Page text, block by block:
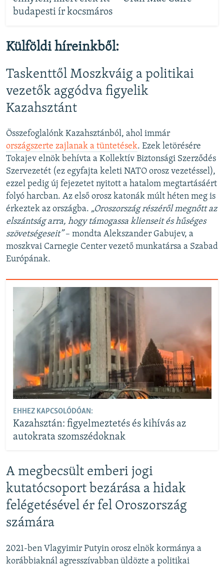
budapesti ír kocsmáros
Külföldi híreinkből:
Taskenttől Moszkváig a politikai
vezetők aggódva figyelik
Kazahsztánt
Összefoglalónk Kazahsztánból, ahol immár
országszerte zajlanak a tüntetések. Ezek letörésére
Tokajev elnök behívta a Kollektív Biztonsági Szerződés
Szervezetét (ez egyfajta keleti NATO orosz vezetéssel),
ezzel pedig új fejezetet nyitott a hatalom megtartásáért
folyó harcban. Az első orosz katonák múlt héten meg is
érkeztek az országba. „Oroszország részéről megnőtt az
elszántság arra, hogy támogassa klienseit és hűséges
szövetségeseit”– mondta Alekszander Gabujev, a
moszkvai Carnegie Center vezető munkatársa a Szabad
Európának.
EHHEZ KAPCSOLÓDÓAN:
Kazahsztán: figyelmeztetés és kihívás az
autokrata szomszédoknak
A megbecsült emberi jogi
kutatócsoport bezárása a hidak
felégetésével ér fel Oroszország
számára
2021-ben Vlagyimir Putyin orosz elnök kormánya a
korábbiaknál agresszívabban üldözte a politikai